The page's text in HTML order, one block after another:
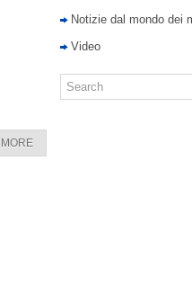
Notizie dal mondo dei
Video